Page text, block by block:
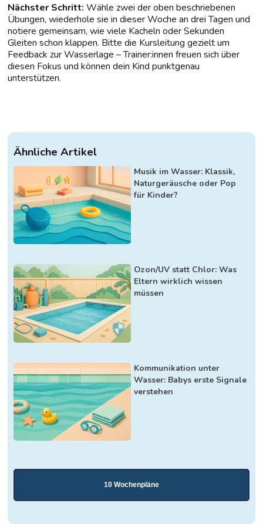
Nächster Schritt: Wähle zwei der oben beschriebenen
Übungen, wiederhole sie in dieser Woche an drei Tagen und
notiere gemeinsam, wie viele Kacheln oder Sekunden
Gleiten schon klappen. Bitte die Kursleitung gezielt um
Feedback zur Wasserlage – Trainer:innen freuen sich über
diesen Fokus und können dein Kind punktgenau
unterstützen.
Ähnliche Artikel
Musik im Wasser: Klassik,
Naturgeräusche oder Pop
für Kinder?
Ozon/UV statt Chlor: Was
Eltern wirklich wissen
müssen
Kommunikation unter
Wasser: Babys erste Signale
verstehen
10 Wochenpläne